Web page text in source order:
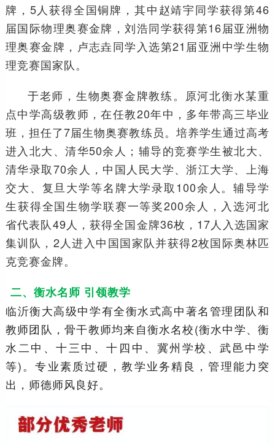
牌，5人获得全国铜牌，其中赵靖宇同学获得第46
届国际物理奥赛金牌，刘浩同学获得第16届亚洲物
理奥赛金牌，卢志垚同学入选第21届亚洲中学生物
理竞赛国家队。
于老师，生物奥赛金牌教练。原河北衡水某重
点中学高级教师，在任教20年中，多年带高三毕业
班，担任了7届生物奥赛教练员。培养学生通过高考
进入北大、清华50余人；辅导的竞赛学生被北大、
清华录取70余人，中国人民大学、浙江大学、上海
交大、复旦大学等名牌大学录取100余人。辅导学
生获得全国生物学联赛一等奖200余人，入选河北
省代表队49人，获得全国金牌36枚，17人入选国家
集训队，2人进入中国国家队并获得2枚国际奥林匹
克竞赛金牌。
二、衡水名师 引领教学
临沂衡大高级中学有全衡水式高中著名管理团队和
教师团队，骨干教师均来自衡水名校(衡水中学、衡
水二中、十三中、十四中、冀州学校、武邑中学
等)。专业素质过硬，教学业务精良，管理能力突
出，师德师风良好。